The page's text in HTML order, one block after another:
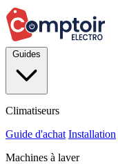
Climatiseurs
Guide d'achat Installation
Machines à laver